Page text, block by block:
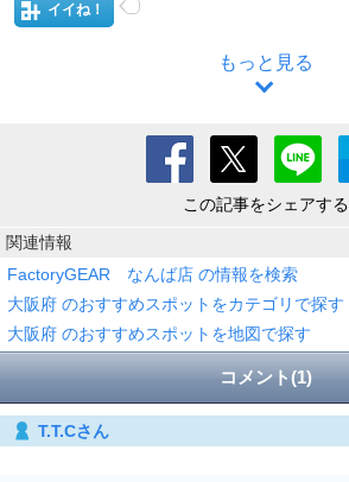
イイね！
もっと見る
この記事をシェアする
関連情報
FactoryGEAR なんば店 の情報を検索
大阪府 のおすすめスポットをカテゴリで探す
大阪府 のおすすめスポットを地図で探す
コメント(1)
T.T.Cさん